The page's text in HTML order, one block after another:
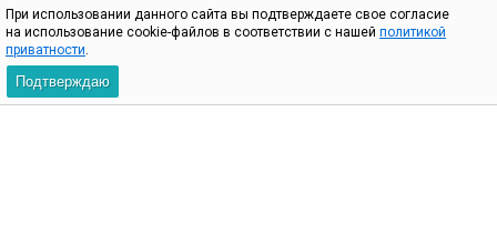
При использовании данного сайта вы подтверждаете свое согласие
на использование cookie-файлов в соответствии с нашей политикой
приватности.
Подтверждаю
Контакты
При использовании материалов с сайта shop.bq.ru обязательно